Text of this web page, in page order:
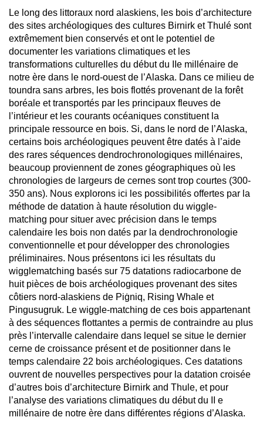
Le long des littoraux nord alaskiens, les bois d’architecture
des sites archéologiques des cultures Birnirk et Thulé sont
extrêmement bien conservés et ont le potentiel de
documenter les variations climatiques et les
transformations culturelles du début du IIe millénaire de
notre ère dans le nord-ouest de l’Alaska. Dans ce milieu de
toundra sans arbres, les bois flottés provenant de la forêt
boréale et transportés par les principaux fleuves de
l’intérieur et les courants océaniques constituent la
principale ressource en bois. Si, dans le nord de l’Alaska,
certains bois archéologiques peuvent être datés à l’aide
des rares séquences dendrochronologiques millénaires,
beaucoup proviennent de zones géographiques où les
chronologies de largeurs de cernes sont trop courtes (300-
350 ans). Nous explorons ici les possibilités offertes par la
méthode de datation à haute résolution du wiggle-
matching pour situer avec précision dans le temps
calendaire les bois non datés par la dendrochronologie
conventionnelle et pour développer des chronologies
préliminaires. Nous présentons ici les résultats du
wigglematching basés sur 75 datations radiocarbone de
huit pièces de bois archéologiques provenant des sites
côtiers nord-alaskiens de Piġniq, Rising Whale et
Pingusugruk. Le wiggle-matching de ces bois appartenant
à des séquences flottantes a permis de contraindre au plus
près l’intervalle calendaire dans lequel se situe le dernier
cerne de croissance présent et de positionner dans le
temps calendaire 22 bois archéologiques. Ces datations
ouvrent de nouvelles perspectives pour la datation croisée
d’autres bois d’architecture Birnirk and Thule, et pour
l’analyse des variations climatiques du début du II e
millénaire de notre ère dans différentes régions d’Alaska.